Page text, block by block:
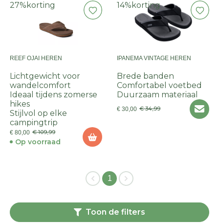
27% korting
REEF OJAI HEREN
Lichtgewicht voor
wandelcomfort
Ideaal tijdens zomerse
hikes
Stijlvol op elke
campingtrip
€ 80,00 € 109,99
Op voorraad
14% korting
IPANEMA VINTAGE HEREN
Brede banden
Comfortabel voetbed
Duurzaam materiaal
€ 30,00 € 34,99
1
Toon de filters